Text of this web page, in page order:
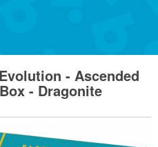
- Ascended
- Dragonite